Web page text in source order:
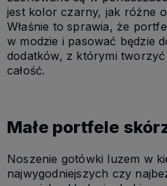
jest kolor czarny, jak różne
Właśnie to sprawia, że
w modzie i pasować będzie
dodatków, z którymi
całość.
Małe portfele
Noszenie gotówki luzem w
najwygodniejszych czy